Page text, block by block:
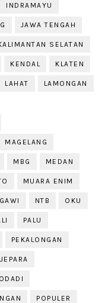
INDRAMAYU
JAWA TENGAH
SELATAN
KENDAL KLATEN
LAHAT LAMONGAN
MAGELANG
MBG MEDAN
MUARA ENIM
NTB OKU
PALU
PEKALONGAN
POPULER